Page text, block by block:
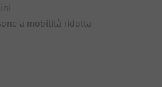
a mobilità ridotta